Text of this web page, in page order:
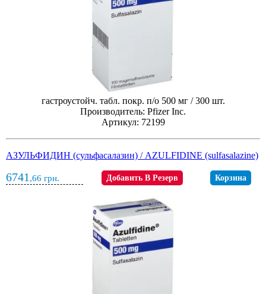
гастроустойч. табл. покр. п/о 500 мг / 300 шт.
Производитель: Pfizer Inc.
Артикул: 72199
АЗУЛЬФИДИН (сульфасалазин) / AZULFIDINE (sulfasalazine)
6741 ,66 грн. Добавить В Резерв Корзина